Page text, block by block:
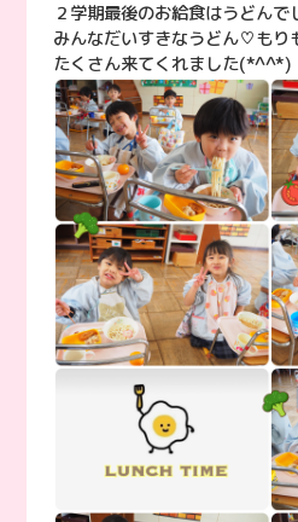
２学期最後のお給食はうどんで
みんなだいすきなうどん♡もり
たくさん来てくれました(*^^*)